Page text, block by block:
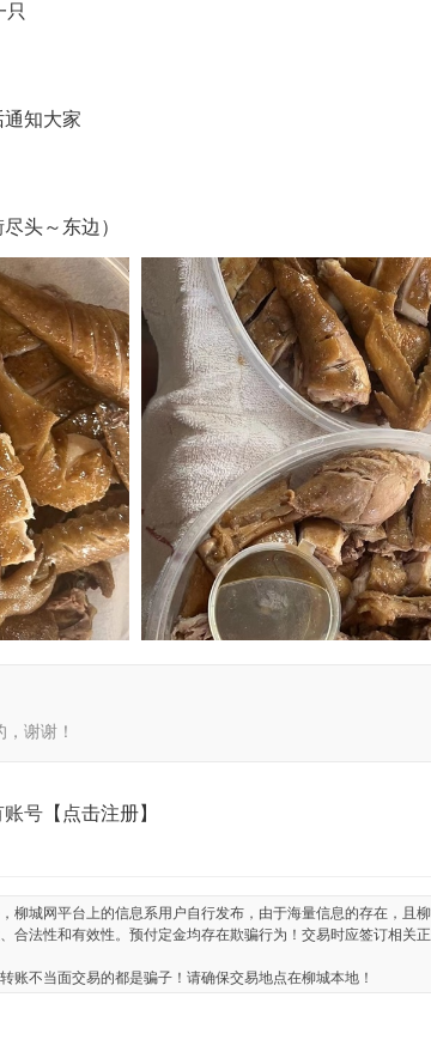
只
知大家
头～东边）
谢谢！
账号 【点击注册】
柳城网平台上的信息系用户自行发布，由于海量信息的存在，且
合法性和有效性。预付定金均存在欺骗行为！交易时应签订相关
账不当面交易的都是骗子！请确保交易地点在柳城本地！